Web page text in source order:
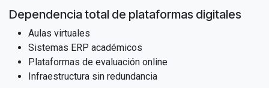
Dependencia total de plataformas digitales
Aulas virtuales
Sistemas ERP académicos
Plataformas de evaluación online
Infraestructura sin redundancia